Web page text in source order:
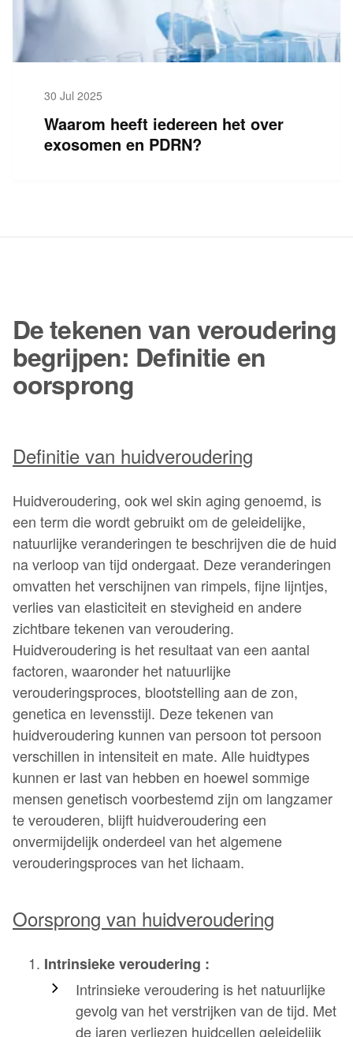
30 Jul 2025
Waarom heeft iedereen het over
exosomen en PDRN?
De tekenen van veroudering
begrijpen: Definitie en
oorsprong
Definitie van huidveroudering
Huidveroudering, ook wel skin aging genoemd, is
een term die wordt gebruikt om de geleidelijke,
natuurlijke veranderingen te beschrijven die de huid
na verloop van tijd ondergaat. Deze veranderingen
omvatten het verschijnen van rimpels, fijne lijntjes,
verlies van elasticiteit en stevigheid en andere
zichtbare tekenen van veroudering.
Huidveroudering is het resultaat van een aantal
factoren, waaronder het natuurlijke
verouderingsproces, blootstelling aan de zon,
genetica en levensstijl. Deze tekenen van
huidveroudering kunnen van persoon tot persoon
verschillen in intensiteit en mate. Alle huidtypes
kunnen er last van hebben en hoewel sommige
mensen genetisch voorbestemd zijn om langzamer
te verouderen, blijft huidveroudering een
onvermijdelijk onderdeel van het algemene
verouderingsproces van het lichaam.
Oorsprong van huidveroudering
Intrinsieke veroudering :
Intrinsieke veroudering is het natuurlijke
gevolg van het verstrijken van de tijd. Met
de jaren verliezen huidcellen geleidelijk